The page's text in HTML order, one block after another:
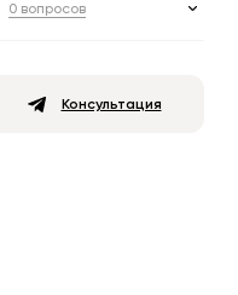
0 вопросов
Консультация